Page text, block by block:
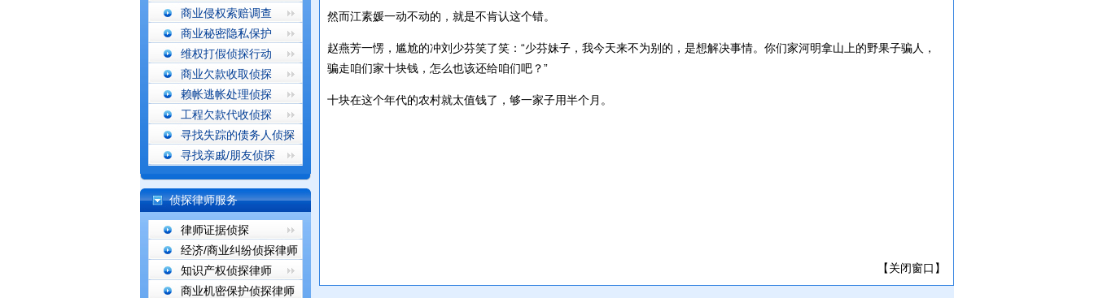
商业侵权索赔调查
商业秘密隐私保护
维权打假侦探行动
商业欠款收取侦探
赖帐逃帐处理侦探
工程欠款代收侦探
寻找失踪的债务人侦探
寻找亲戚/朋友侦探
侦探律师服务
律师证据侦探
经济/商业纠纷侦探律师
知识产权侦探律师
商业机密保护侦探律师
然而江素媛一动不动的，就是不肯认这个错。
赵燕芳一愣，尴尬的冲刘少芬笑了笑：“少芬妹子，我今天来不为别的，是想解决事情。你们家河明拿山上的野果子骗人，
骗走咱们家十块钱，怎么也该还给咱们吧？”
十块在这个年代的农村就太值钱了，够一家子用半个月。
【关闭窗口】